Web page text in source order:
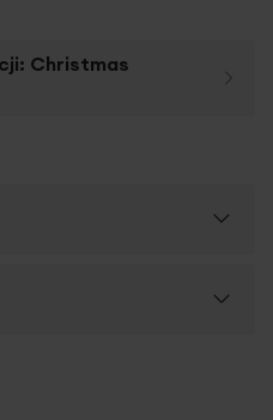
Christmas
brokatem w kolorze